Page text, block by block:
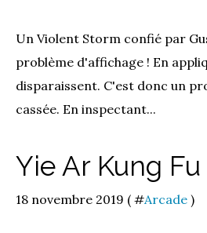
Un Violent Storm confié par
problème d'affichage ! En
disparaissent. C'est donc un
cassée. En inspectant...
Yie Ar Kung
18 novembre 2019 ( #Arcade )